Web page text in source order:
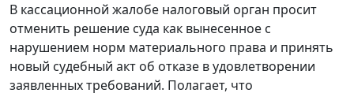
В кассационной жалобе налоговый орган просит
отменить решение суда как вынесенное с
нарушением норм материального права и принять
новый судебный акт об отказе в удовлетворении
заявленных требований. Полагает, что